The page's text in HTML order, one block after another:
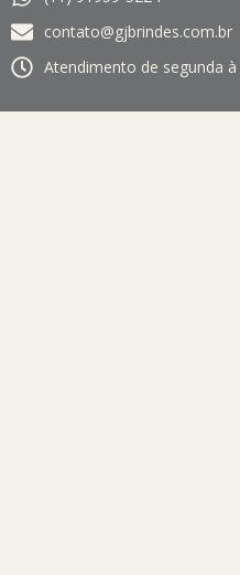
contato@gjbrindes.com.br
Atendimento de segunda